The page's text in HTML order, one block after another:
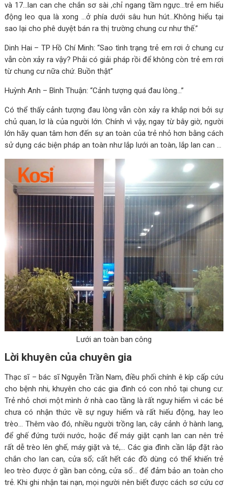
và 17…lan can che chắn sơ sài ,chỉ ngang tầm ngực…trẻ em hiếu
động leo qua là xong …ở phía dưới sâu hun hút…Không hiểu tại
sao lại cho phê duyệt bán ra thị trường chung cư như thế.”
Dinh Hai – TP Hồ Chí Minh: “Sao tình trạng trẻ em rơi ở chung cư
vẫn còn xảy ra vậy? Phải có giải pháp rồi để không còn trẻ em rơi
từ chung cư nữa chứ. Buồn thật”
Huỳnh Anh – Bình Thuận: “Cảnh tượng quá đau lòng…”
Có thể thấy cảnh tượng đau lòng vẫn còn xảy ra khắp nơi bởi sự
chủ quan, lơ là của người lớn. Chính vì vậy, ngay từ bây giờ, người
lớn hãy quan tâm hơn đến sự an toàn của trẻ nhỏ hơn bằng cách
sử dụng các biện pháp an toàn như lắp lưới an toàn, lắp lan can …
Lưới an toàn ban công
Lời khuyên của chuyên gia
Thạc sĩ – bác sĩ Nguyễn Trần Nam, điều phối chính ê kíp cấp cứu
cho bệnh nhi, khuyên cho các gia đình có con nhỏ tại chung cư:
Trẻ nhỏ chơi một mình ở nhà cao tầng là rất nguy hiểm vì các bé
chưa có nhận thức về sự nguy hiểm và rất hiếu động, hay leo
trèo… Thêm vào đó, nhiều người trồng lan, cây cảnh ở hành lang,
để ghế đứng tưới nước, hoặc để máy giặt cạnh lan can nên trẻ
rất dễ trèo lên ghế, máy giặt và té,… Các gia đình cần lắp đặt rào
chắn cho lan can, cửa sổ; cất hết các đồ dùng có thể khiến trẻ
leo trèo được ở gần ban công, cửa sổ… để đảm bảo an toàn cho
trẻ. Khi ghi nhận tai nạn, mọi người nên biết được cách sơ cứu cơ